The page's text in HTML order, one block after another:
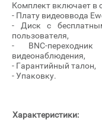
Комплект включает в
- Плату видеоввода
- Диск с
пользователя,
- BNC-
видеонаблюдения,
- Гарантийный талон,
- Упаковку.
Характеристики: